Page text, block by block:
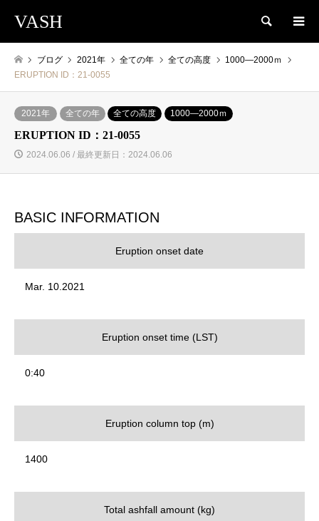
VASH 検索
ブログ 2021年 全ての年 全ての高度
1000―2000ｍ
ERUPTION ID：21-0055
2021年 全ての年 全ての高度 1000―2000ｍ
ERUPTION ID：21-0055
2024.06.06 / 最終更新日：2024.06.06
BASIC INFORMATION
Eruption onset date
Mar. 10.2021
Eruption onset time (LST)
0:40
Eruption column top (m)
1400
Total ashfall amount (kg)